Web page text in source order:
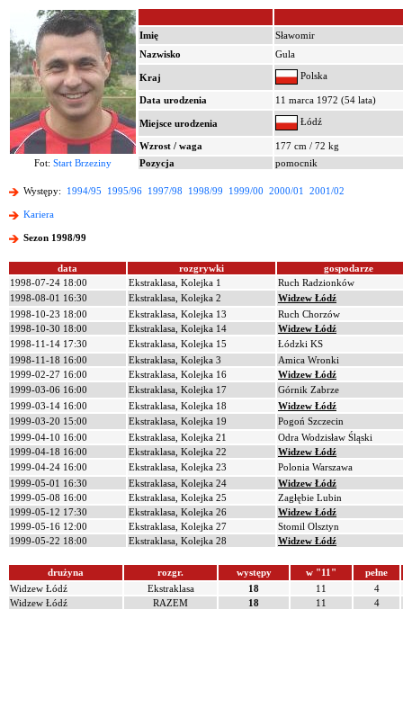
Imię
Sławomir
Nazwisko
Gula
Kraj Polska
Data urodzenia 11 marca 1972 (54 lata)
Miejsce urodzenia Łódź
Wzrost / waga
177 cm / 72 kg
Fot: Start Brzeziny Pozycja pomocnik
Występy: 1994/95 1995/96 1997/98 1998/99 1999/00 2000/01 2001/02
Kariera
Sezon 1998/99
data rozgrywki
gospodarze
1998-07-24 18:00
Ekstraklasa, Kolejka 1
Ruch Radzionków
1998-08-01 16:30
Ekstraklasa, Kolejka 2
Widzew Łódź
1998-10-23 18:00
Ekstraklasa, Kolejka 13
Ruch Chorzów
1998-10-30 18:00
Ekstraklasa, Kolejka 14
Widzew Łódź
1998-11-14 17:30
Ekstraklasa, Kolejka 15
Łódzki KS
1998-11-18 16:00
Ekstraklasa, Kolejka 3
Amica Wronki
1999-02-27 16:00
Ekstraklasa, Kolejka 16
Widzew Łódź
1999-03-06 16:00
Ekstraklasa, Kolejka 17
Górnik Zabrze
1999-03-14 16:00
Ekstraklasa, Kolejka 18
Widzew Łódź
1999-03-20 15:00
Ekstraklasa, Kolejka 19
Pogoń Szczecin
1999-04-10 16:00
Ekstraklasa, Kolejka 21
Odra Wodzisław Śląski
1999-04-18 16:00
Ekstraklasa, Kolejka 22
Widzew Łódź
1999-04-24 16:00
Ekstraklasa, Kolejka 23
Polonia Warszawa
1999-05-01 16:30
Ekstraklasa, Kolejka 24
Widzew Łódź
1999-05-08 16:00
Ekstraklasa, Kolejka 25
Zagłębie Lubin
1999-05-12 17:30
Ekstraklasa, Kolejka 26
Widzew Łódź
1999-05-16 12:00
Ekstraklasa, Kolejka 27
Stomil Olsztyn
1999-05-22 18:00
Ekstraklasa, Kolejka 28 Widzew Łódź
drużyna rozgr. występy w "11"
pełne
Widzew Łódź
Ekstraklasa 18 11
4
Widzew Łódź
RAZEM 18 11 4